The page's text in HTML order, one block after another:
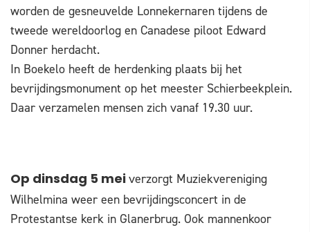
worden de gesneuvelde Lonnekernaren tijdens de
tweede wereldoorlog en Canadese piloot Edward
Donner herdacht.
In Boekelo heeft de herdenking plaats bij het
bevrijdingsmonument op het meester Schierbeekplein.
Daar verzamelen mensen zich vanaf 19.30 uur.
Op dinsdag 5 mei verzorgt Muziekvereniging
Wilhelmina weer een bevrijdingsconcert in de
Protestantse kerk in Glanerbrug. Ook mannenkoor